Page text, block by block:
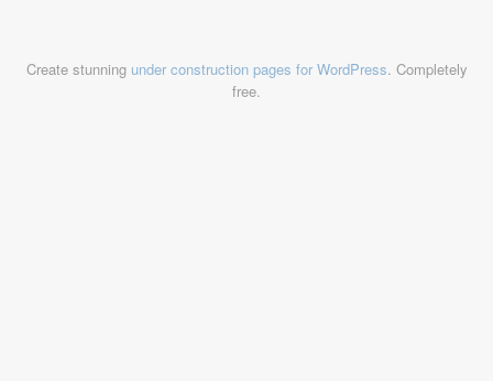
Create stunning under construction pages for WordPress. Completely
free.